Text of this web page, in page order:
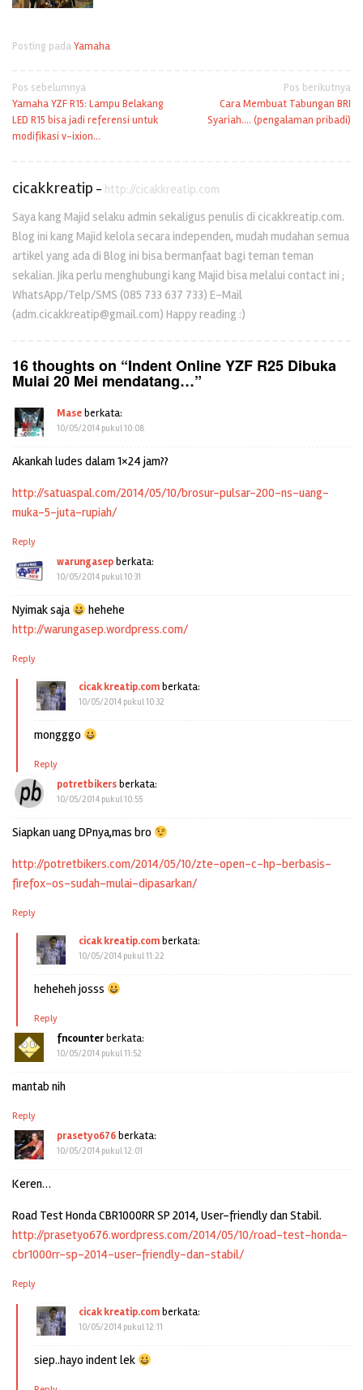
Posting padaYamaha
Navigasi
pos
Pos sebelumnya
Yamaha YZF R15: Lampu Belakang
LED R15 bisa jadi referensi untuk
modifikasi v-ixion…
Pos berikutnya
Cara Membuat Tabungan BRI
Syariah…. (pengalaman pribadi)
cicakkreatip - http://cicakkreatip.com
Saya kang Majid selaku admin sekaligus penulis di cicakkreatip.com.
Blog ini kang Majid kelola secara independen, mudah mudahan semua
artikel yang ada di Blog ini bisa bermanfaat bagi teman teman
sekalian. Jika perlu menghubungi kang Majid bisa melalui contact ini ;
WhatsApp/Telp/SMS (085 733 637 733) E-Mail
(adm.cicakkreatip@gmail.com) Happy reading :)
16 thoughts on “Indent Online YZF R25 Dibuka
Mulai 20 Mei mendatang…”
Maseberkata:
10/05/2014 pukul 10:08
Akankah ludes dalam 1×24 jam??
http://satuaspal.com/2014/05/10/brosur-pulsar-200-ns-uang-
muka-5-juta-rupiah/
Reply
warungasepberkata:
10/05/2014 pukul 10:31
Nyimak saja
hehehe
http://warungasep.wordpress.com/
Reply
cicak kreatip.comberkata:
10/05/2014 pukul 10:32
mongggo
Reply
potretbikersberkata:
10/05/2014 pukul 10:55
Siapkan uang DPnya,mas bro
http://potretbikers.com/2014/05/10/zte-open-c-hp-berbasis-
firefox-os-sudah-mulai-dipasarkan/
Reply
cicak kreatip.comberkata:
10/05/2014 pukul 11:22
heheheh josss
Reply
fncounterberkata:
10/05/2014 pukul 11:52
mantab nih
Reply
prasetyo676berkata:
10/05/2014 pukul 12:01
Keren…
Road Test Honda CBR1000RR SP 2014, User-friendly dan Stabil.
http://prasetyo676.wordpress.com/2014/05/10/road-test-honda-
cbr1000rr-sp-2014-user-friendly-dan-stabil/
Reply
cicak kreatip.comberkata:
10/05/2014 pukul 12:11
siep..hayo indent lek